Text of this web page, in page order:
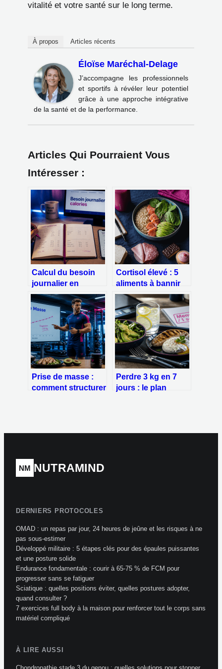
vitalité et votre santé sur le long terme.
À propos Articles récents
Éloïse Maréchal-Delage
J’accompagne les professionnels
et sportifs à révéler leur potentiel
grâce à une approche intégrative
de la santé et de la performance.
Articles Qui Pourraient Vous
Intéresser :
Calcul du besoin
journalier en
calories : la
méthode Harris-
Benedict pour
ajuster votre
alimentation
Cortisol élevé : 5
aliments à bannir
pour stopper le
stress chronique
Prise de masse :
comment structurer
pour gagner du
Perdre 3 kg en 7
jours : le plan
à bannir
NM NUTRAMIND
DERNIERS PROTOCOLES
OMAD : un repas par jour, 24 heures de jeûne et les risques à ne
pas sous-estimer
Développé militaire : 5 étapes clés pour des épaules puissantes
et une posture solide
Endurance fondamentale : courir à 65-75 % de FCM pour
progresser sans se fatiguer
Sciatique : quelles positions éviter, quelles postures adopter,
quand consulter ?
7 exercices full body à la maison pour renforcer tout le corps sans
matériel compliqué
À LIRE AUSSI